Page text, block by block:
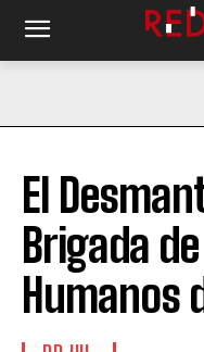
El
Brigada
Humanos